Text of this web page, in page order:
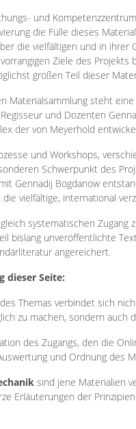
und
die Fülle dieses
die vielfältigen und in
Ziele des
großen Teil dieser
Materialsammlung steht
und Dozenten
der von Meyerhold
und Workshops,
Schwerpunkt des
Gennadij Bogdanow
vielfältige, international
systematischen
bislang unveröffentlichte
angereichert.
dieser Seite:
Themas verbindet sich
zu machen, sondern
des Zugangs, den die
und Ordnung des
sind jene Materialien
Erläuterungen der